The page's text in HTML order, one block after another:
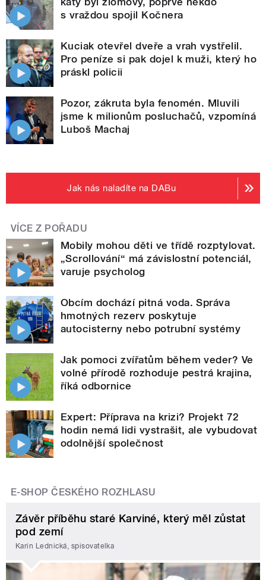
s vraždou spojil Kočnera
Kuciak otevřel dveře a vrah vystřelil.
Pro peníze si pak dojel k muži, který ho
práskl policii
Pozor, zákruta byla fenomén. Mluvili
jsme k milionům posluchačů, vzpomíná
Luboš Machaj
Jak nás naladíte na DABu
VÍCE Z POŘADU
Mobily mohou děti ve třídě rozptylovat.
„Scrollování“ má závislostní potenciál,
varuje psycholog
Obcím dochází pitná voda. Správa
hmotných rezerv poskytuje
autocisterny nebo potrubní systémy
Jak pomoci zvířatům během veder? Ve
volné přírodě rozhoduje pestrá krajina,
říká odbornice
Expert: Příprava na krizi? Projekt 72
hodin nemá lidi vystrašit, ale vybudovat
odolnější společnost
E-SHOP ČESKÉHO ROZHLASU
Závěr příběhu staré Karviné, který měl zůstat
pod zemí
Karin Lednická, spisovatelka